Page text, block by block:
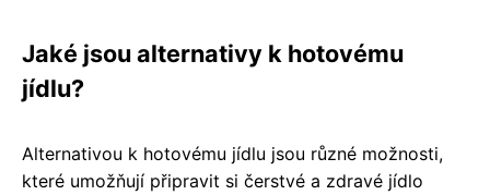
Jaké jsou alternativy k hotovému
jídlu?
Alternativou k hotovému jídlu jsou různé možnosti,
které umožňují připravit si čerstvé a zdravé jídlo